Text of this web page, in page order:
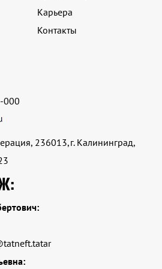
Карьера
Контакты
000
236013,г. Калининград,